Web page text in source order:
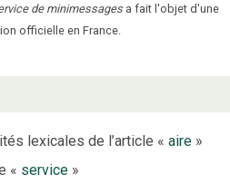
de minimessages a fait l'objet d'une
officielle en France.
lexicales de l’article «aire »
« service »